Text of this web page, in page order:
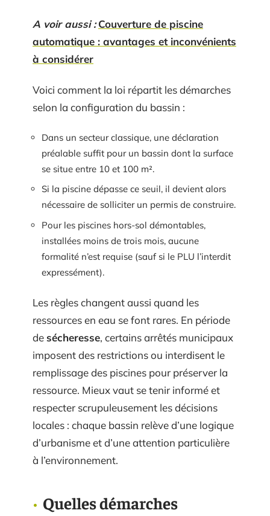
A voir aussi : Couverture de piscine
automatique : avantages et inconvénients
à considérer
Voici comment la loi répartit les démarches
selon la configuration du bassin :
Dans un secteur classique, une déclaration
préalable suffit pour un bassin dont la surface
se situe entre 10 et 100 m².
Si la piscine dépasse ce seuil, il devient alors
nécessaire de solliciter un permis de construire.
Pour les piscines hors-sol démontables,
installées moins de trois mois, aucune
formalité n’est requise (sauf si le PLU l’interdit
expressément).
Les règles changent aussi quand les
ressources en eau se font rares. En période
desécheresse, certains arrêtés municipaux
imposent des restrictions ou interdisent le
remplissage des piscines pour préserver la
ressource. Mieux vaut se tenir informé et
respecter scrupuleusement les décisions
locales : chaque bassin relève d’une logique
d’urbanisme et d’une attention particulière
à l’environnement.
Quelles démarches